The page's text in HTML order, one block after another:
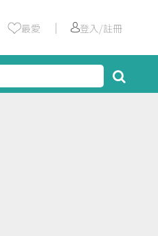
最愛 ｜ 登入/註冊